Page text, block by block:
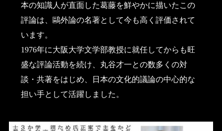
本の知識人が直面した葛藤を鮮やかに描いたこの
評論は、鷗外論の名著として今も高く評価されて
います。
1976年に大阪大学文学部教授に就任してからも旺
盛な評論活動を続け、丸谷才一との数多くの対
談・共著をはじめ、日本の文化的議論の中心的な
担い手として活躍しました。